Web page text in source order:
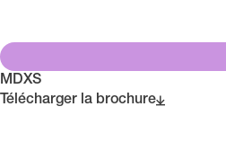
MDXS
Télécharger la brochure